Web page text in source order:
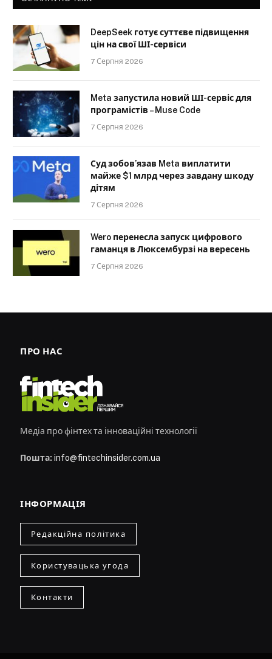
DeepSeek готує суттєве підвищення
цін на свої ШІ-сервіси
7 Серпня 2026
Meta запустила новий ШІ-сервіс для
програмістів – Muse Code
7 Серпня 2026
Суд зобов’язав Meta виплатити
майже $1 млрд через завдану шкоду
дітям
7 Серпня 2026
Wero перенесла запуск цифрового
гаманця в Люксембурзі на вересень
7 Серпня 2026
ПРО НАС
Медіа про фінтех та інноваційні технології
Пошта: info@fintechinsider.com.ua
ІНФОРМАЦІЯ
Редакційна політика
Користувацька угода
Контакти